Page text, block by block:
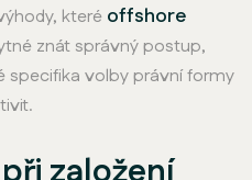
které offshore
znát správný postup,
specifika volby právní formy